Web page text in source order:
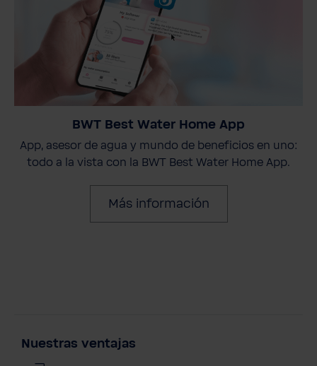
BWT Best Water Home App
App, asesor de agua y mundo de beneficios en uno:
todo a la vista con la BWT Best Water Home App.
Más información
Nuestras ventajas